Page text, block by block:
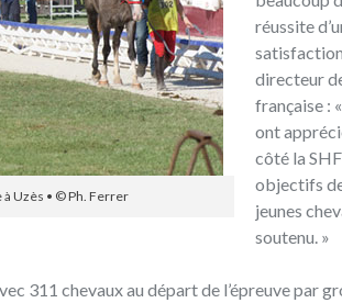
Uzès • © Ph. Ferrer
réussite
directeur
française :
ont
côté la
objectifs
jeunes
soutenu. »
311 chevaux au départ de l’épreuve par